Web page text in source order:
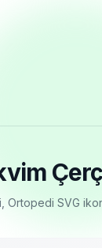
Ortopedi SVG